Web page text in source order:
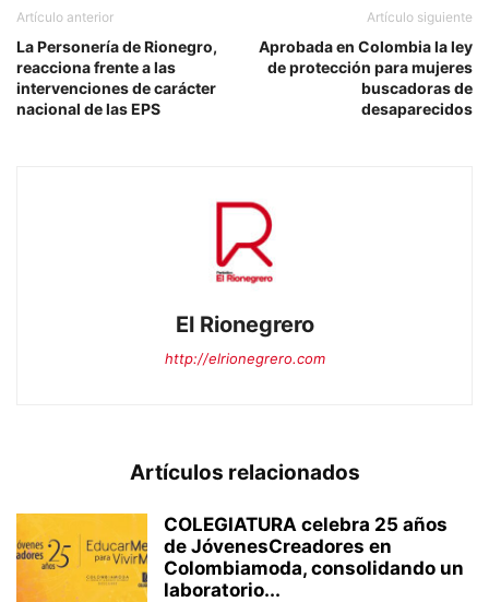
Artículo anterior
La Personería de Rionegro,
reacciona frente a las
intervenciones de carácter
nacional de las EPS
Artículo siguiente
Aprobada en Colombia la ley
de protección para mujeres
buscadoras de
desaparecidos
El Rionegrero
http://elrionegrero.com
Artículos relacionados
COLEGIATURA celebra 25 años
de JóvenesCreadores en
Colombiamoda, consolidando un
laboratorio...